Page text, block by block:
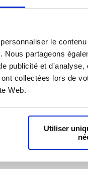
le
partageons
publicité et
collectées lors de
Web.
Utiliser